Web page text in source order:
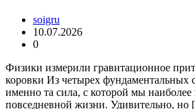
soigru
10.07.2026
0
Физики измерили гравитационное
коровки Из четырех фундаментальных
именно та сила, с которой мы наиболее
повседневной жизни. Удивительно,